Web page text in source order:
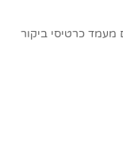
מעמד כרטיסי ביקור